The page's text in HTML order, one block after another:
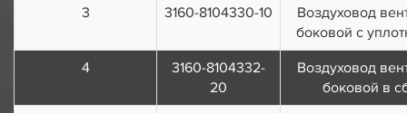
3
3160-8104330-10
Воздуховод
боковой с
4
3160-8104332-
20
Воздуховод
боковой в